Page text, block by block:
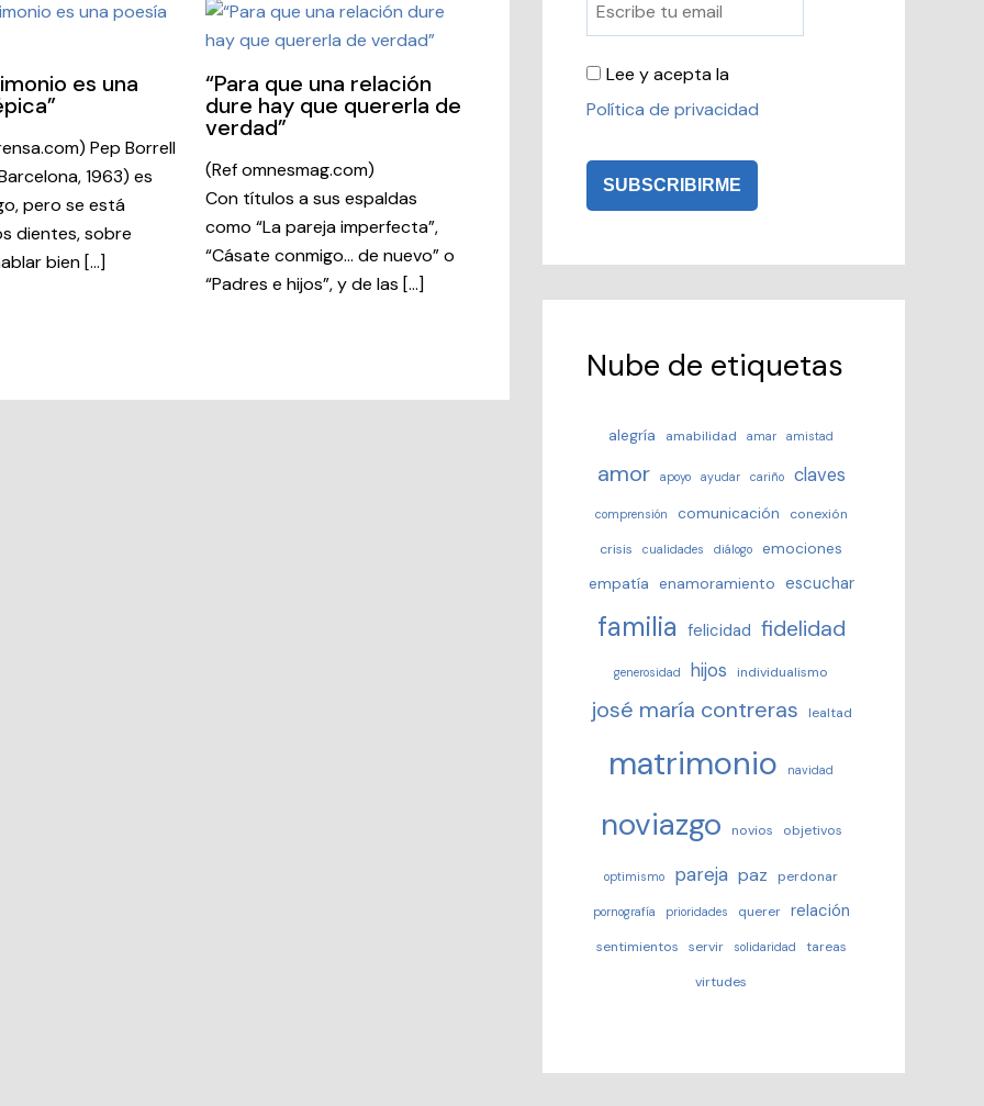
es una
Pep Borrell
1963) es
pero se está
dientes, sobre
bien […]
“Para que una relación
dure hay que quererla de
verdad”
(Ref omnesmag.com)
Con títulos a sus espaldas
como “La pareja imperfecta”,
“Cásate conmigo… de nuevo” o
“Padres e hijos”, y de las […]
Lee y acepta la
Política de privacidad
Nube de etiquetas
alegría amabilidad amar amistad
amor apoyo ayudar cariño claves
comprensión comunicación
conexión
crisis
cualidades diálogo
emociones
empatía enamoramiento escuchar
familia felicidad fidelidad
generosidad hijos individualismo
josé maría contreras lealtad
matrimonio navidad
noviazgo novios objetivos
optimismo pareja paz perdonar
pornografía prioridades querer relación
sentimientos servir solidaridad
tareas
virtudes